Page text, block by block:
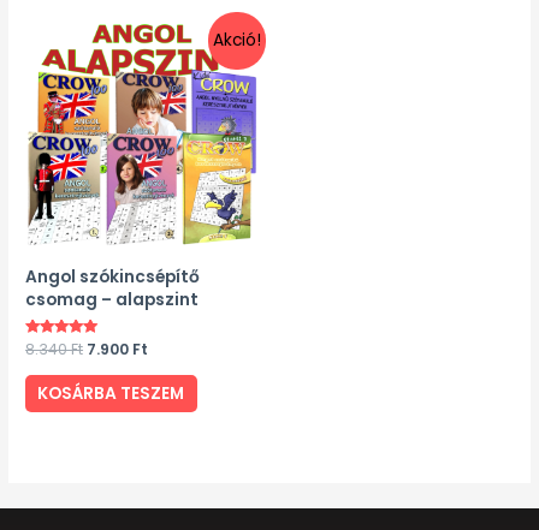
Akció!
Angol szókincsépítő
csomag – alapszint
Értékelés:
/ 5
8.340Ft 7.900 Ft
KOSÁRBA TESZEM